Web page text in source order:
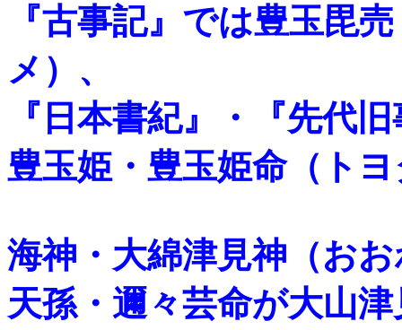
『古事記』では豊玉毘
メ）、
『日本書紀』・『先代
豊玉姫・豊玉姫命（ト
海神・大綿津見神（お
天孫・邇々芸命が大山